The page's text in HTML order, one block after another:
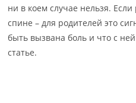
ни в коем случае нельзя.
спине – для родителей это
быть вызвана боль и что с
статье.